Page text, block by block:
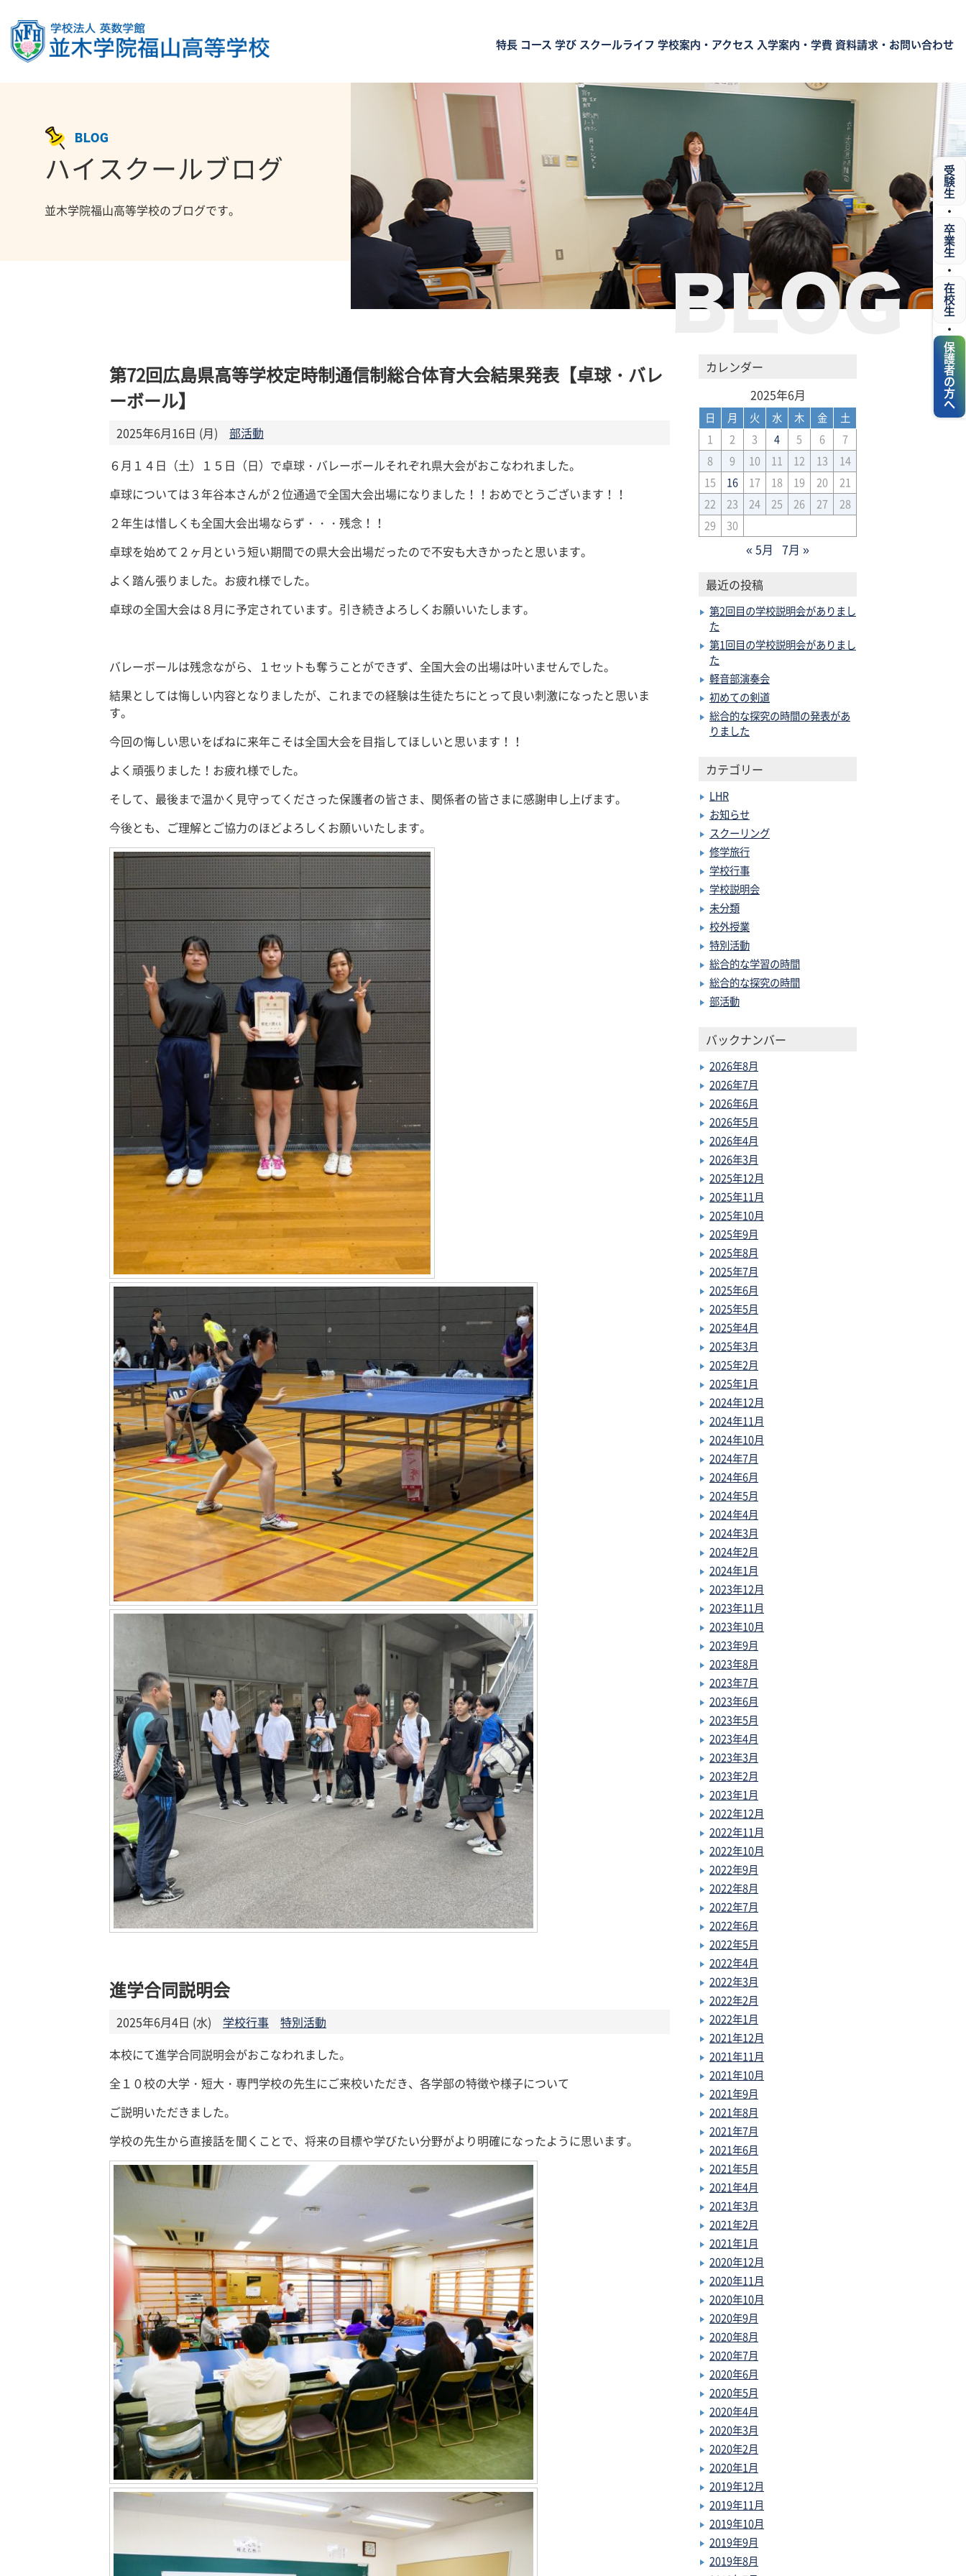
特長 コース 学び スクールライフ 学校案内・アクセス 入学案内・学費 資料請求・お問い合わせ
BLOG
BLOG
ハイスクールブログ
並木学院福山高等学校のブログです。
第72回広島県高等学校定時制通信制総合体育大会結果発表【卓球・バレ
ーボール】
2025年6月16日 (月)
部活動
６月１４日（土）１５日（日）で卓球・バレーボールそれぞれ県大会がおこなわれました。
卓球については３年谷本さんが２位通過で全国大会出場になりました！！おめでとうございます！！
２年生は惜しくも全国大会出場ならず・・・残念！！
卓球を始めて２ヶ月という短い期間での県大会出場だったので不安も大きかったと思います。
よく踏ん張りました。お疲れ様でした。
卓球の全国大会は８月に予定されています。引き続きよろしくお願いいたします。
バレーボールは残念ながら、１セットも奪うことができず、全国大会の出場は叶いませんでした。
結果としては悔しい内容となりましたが、これまでの経験は生徒たちにとって良い刺激になったと思いま
す。
今回の悔しい思いをばねに来年こそは全国大会を目指してほしいと思います！！
よく頑張りました！お疲れ様でした。
そして、最後まで温かく見守ってくださった保護者の皆さま、関係者の皆さまに感謝申し上げます。
今後とも、ご理解とご協力のほどよろしくお願いいたします。
進学合同説明会
2025年6月4日 (水) 学校行事
特別活動
本校にて進学合同説明会がおこなわれました。
全１０校の大学・短大・専門学校の先生にご来校いただき、各学部の特徴や様子について
ご説明いただきました。
学校の先生から直接話を聞くことで、将来の目標や学びたい分野がより明確になったように思います。
カレンダー
2025年6月
日 月 火 水 木 金
土
1
2 3 4 5 6
7
8
9 10 11 12 13
14
15
16 17 18 19 20
21
22
23 24 25 26 27
28
29
30
« 5月 7月 »
最近の投稿
第2回目の学校説明会がありまし
た
第1回目の学校説明会がありまし
た
軽音部演奏会
初めての剣道
総合的な探究の時間の発表があ
りました
カテゴリー
LHR
お知らせ
スクーリング
修学旅行
学校行事
学校説明会
未分類
校外授業
特別活動
総合的な学習の時間
総合的な探究の時間
部活動
バックナンバー
2026年8月
2026年7月
2026年6月
2026年5月
2026年4月
2026年3月
2025年12月
2025年11月
2025年10月
2025年9月
2025年8月
2025年7月
2025年6月
2025年5月
2025年4月
2025年3月
2025年2月
2025年1月
2024年12月
2024年11月
2024年10月
2024年7月
2024年6月
2024年5月
2024年4月
2024年3月
2024年2月
2024年1月
2023年12月
2023年11月
2023年10月
2023年9月
2023年8月
2023年7月
2023年6月
2023年5月
2023年4月
2023年3月
2023年2月
2023年1月
2022年12月
2022年11月
2022年10月
2022年9月
2022年8月
2022年7月
2022年6月
2022年5月
2022年4月
2022年3月
2022年2月
2022年1月
2021年12月
2021年11月
2021年10月
2021年9月
2021年8月
2021年7月
2021年6月
2021年5月
2021年4月
2021年3月
2021年2月
2021年1月
2020年12月
2020年11月
2020年10月
2020年9月
2020年8月
2020年7月
2020年6月
2020年5月
2020年4月
2020年3月
2020年2月
2020年1月
2019年12月
2019年11月
2019年10月
2019年9月
2019年8月
受験生
・
卒業生
・
在校生
・
保護者の方へ